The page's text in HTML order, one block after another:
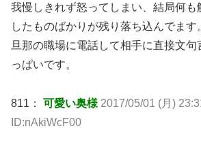
我慢しきれず怒ってしまい、結局何も
したものばかりが残り落ち込んでます
旦那の職場に電話して相手に直接文
っぱいです。
811： 可愛い奥様 2017/05/01 (月)
ID:nAkiWcF00